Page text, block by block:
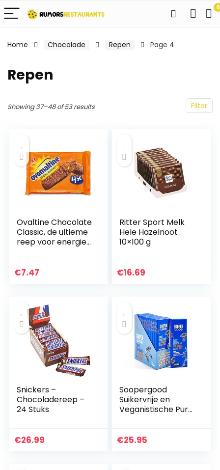
0
Home Chocolade Repen Page 4
Repen
Filter
Showing 37–48 of 53 results
Ovaltine Chocolate
Classic, de ultieme
reep voor energie
)
€7.47
Ritter Sport Melk
Hele Hazelnoot
10×100 g
€16.69
Snickers –
Chocoladereep –
24 Stuks
€26.99
Soopergood
Suikervrije en
Veganistische Pure
Koolhydraatarm –
€25.95